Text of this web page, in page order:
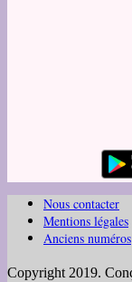
Nous contacter
Mentions légales
Anciens numéros
Copyright 2019.